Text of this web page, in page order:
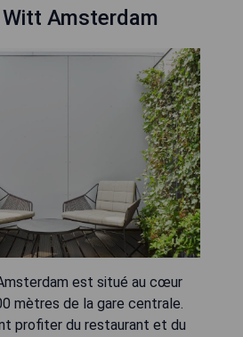
Amsterdam
est situé au cœur
mètres de la gare centrale.
profiter du restaurant et du